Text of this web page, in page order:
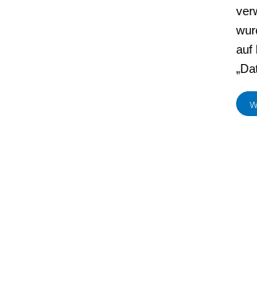
auf